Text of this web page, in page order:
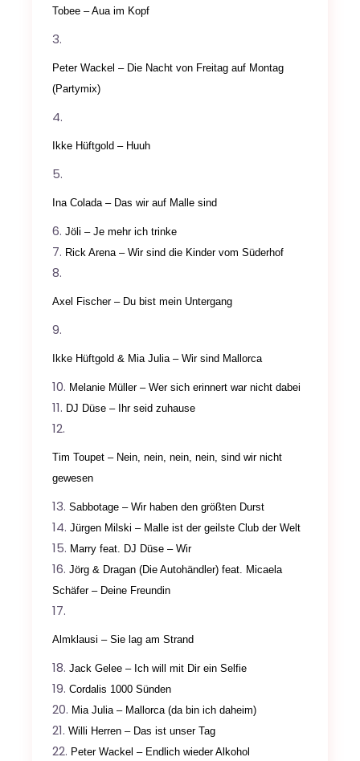
Tobee – Aua im Kopf
Peter Wackel – Die Nacht von Freitag auf Montag
(Partymix)
Ikke Hüftgold – Huuh
Ina Colada – Das wir auf Malle sind
Jöli – Je mehr ich trinke
Rick Arena – Wir sind die Kinder vom Süderhof
Axel Fischer – Du bist mein Untergang
Ikke Hüftgold & Mia Julia – Wir sind Mallorca
Melanie Müller – Wer sich erinnert war nicht dabei
DJ Düse – Ihr seid zuhause
Tim Toupet – Nein, nein, nein, nein, sind wir nicht
gewesen
Sabbotage – Wir haben den größten Durst
Jürgen Milski – Malle ist der geilste Club der Welt
Marry feat. DJ Düse – Wir
Jörg & Dragan (Die Autohändler) feat. Micaela
Schäfer – Deine Freundin
Almklausi – Sie lag am Strand
Jack Gelee – Ich will mit Dir ein Selfie
Cordalis 1000 Sünden
Mia Julia – Mallorca (da bin ich daheim)
Willi Herren – Das ist unser Tag
Peter Wackel – Endlich wieder Alkohol